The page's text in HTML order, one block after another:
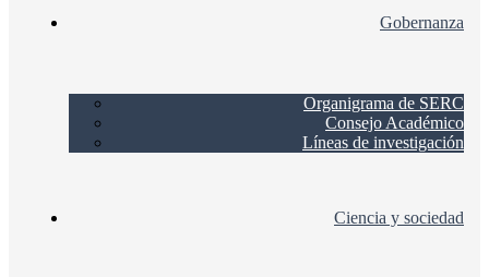
Gobernanza
Organigrama de SERC
Consejo Académico
Líneas de investigación
Ciencia y sociedad